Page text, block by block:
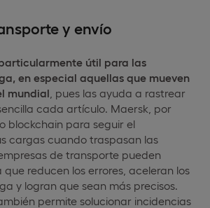
y envío
útil para las
en especial aquellas que mueven
mundial , pues las ayuda a rastrear
cada artículo. Maersk, por
blockchain para seguir el
cargas cuando traspasan las
de transporte pueden
reducen los errores, aceleran los
y logran que sean más precisos.
permite solucionar incidencias